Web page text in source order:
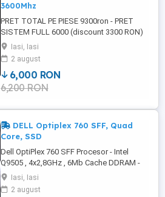
3600Mhz
PRET TOTAL PE PIESE 9300ron - PRET
SISTEM FULL 6000 (discount 3300 RON)
Vand sistem full, ready to use i9 - RTX
3080 folosit rar pentru gaming (memoriile
si cooler-ul CPU cumparate in 2025) i9
10850k - 1000ron MSI GeForce RTX 3080
SUPRIM X LHR - 2000ron Z490 Aorus Elite
Iasi, Iasi
2 august
6,000 RON
6,200 RON
DELL Optiplex 760 SFF, Quad
Core, SSD
Dell OptiPlex 760 SFF Procesor - Intel
Q9505 , 4x2,8GHz , 6Mb Cache DDRAM -
8Gb DVD RW DisplayPort,VGA port 8 x
USB, Parallel port, Serial (RS-232) port
Iasi, Iasi
2 august